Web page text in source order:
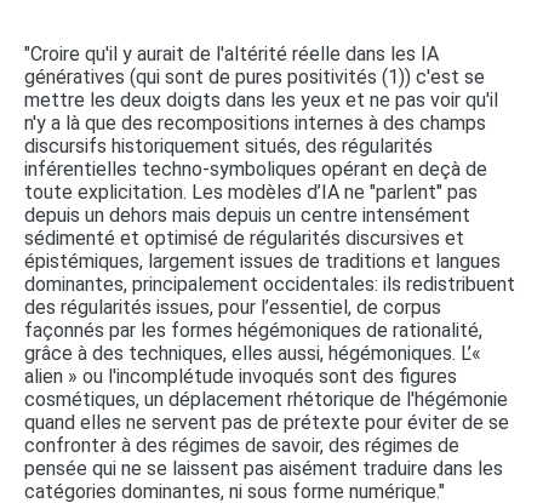
"Croire qu'il y aurait de l'altérité réelle dans les IA
génératives (qui sont de pures positivités (1)) c'est se
mettre les deux doigts dans les yeux et ne pas voir qu'il
n'y a là que des recompositions internes à des champs
discursifs historiquement situés, des régularités
inférentielles techno-symboliques opérant en deçà de
toute explicitation. Les modèles d’IA ne "parlent" pas
depuis un dehors mais depuis un centre intensément
sédimenté et optimisé de régularités discursives et
épistémiques, largement issues de traditions et langues
dominantes, principalement occidentales: ils redistribuent
des régularités issues, pour l’essentiel, de corpus
façonnés par les formes hégémoniques de rationalité,
grâce à des techniques, elles aussi, hégémoniques. L’«
alien » ou l'incomplétude invoqués sont des figures
cosmétiques, un déplacement rhétorique de l'hégémonie
quand elles ne servent pas de prétexte pour éviter de se
confronter à des régimes de savoir, des régimes de
pensée qui ne se laissent pas aisément traduire dans les
catégories dominantes, ni sous forme numérique."